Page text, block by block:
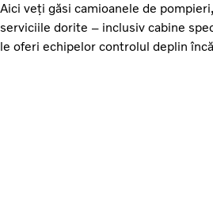
Aici veți găsi camioanele de
serviciile dorite – inclusiv cabine
le oferi echipelor controlul deplin